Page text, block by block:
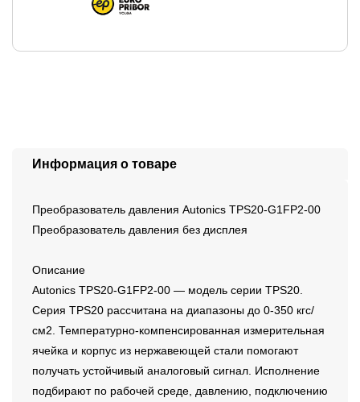
Информация о товаре
Преобразователь давления Autonics TPS20-G1FP2-00
Преобразователь давления без дисплея
Описание
Autonics TPS20-G1FP2-00 — модель серии TPS20.
Серия TPS20 рассчитана на диапазоны до 0-350 кгс/
см2. Температурно-компенсированная измерительная
ячейка и корпус из нержавеющей стали помогают
получать устойчивый аналоговый сигнал. Исполнение
подбирают по рабочей среде, давлению, подключению